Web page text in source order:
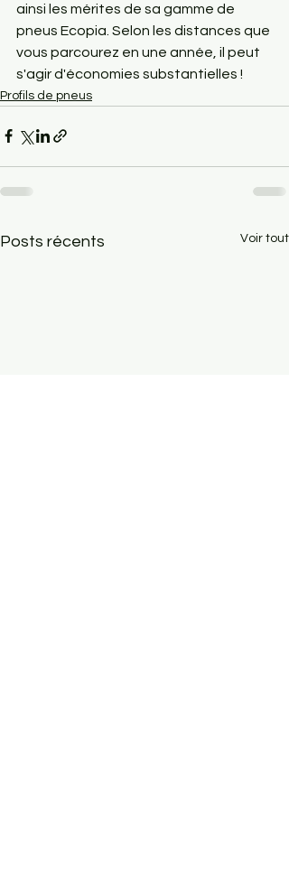
ainsi les mérites de sa gamme de
pneus Ecopia. Selon les distances que
vous parcourez en une année, il peut
s'agir d'économies substantielles !
Profils de pneus
Posts récents Voir tout